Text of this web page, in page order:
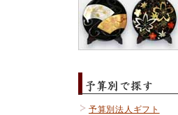
予算別法人ギフト